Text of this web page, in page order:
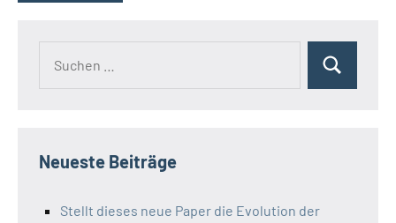
Suchen
Neueste Beiträge
Stellt dieses neue Paper die Evolution der